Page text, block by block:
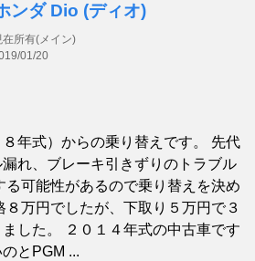
ンダ Dio (ディオ)
在所有(メイン)
01/20
年式）からの乗り替えです。 先代
れ、ブレーキ引きずりのトラブル
る可能性があるので乗り替えを決め
８万円でしたが、下取り５万円で３
した。 ２０１４年式の中古車です
とPGM ...